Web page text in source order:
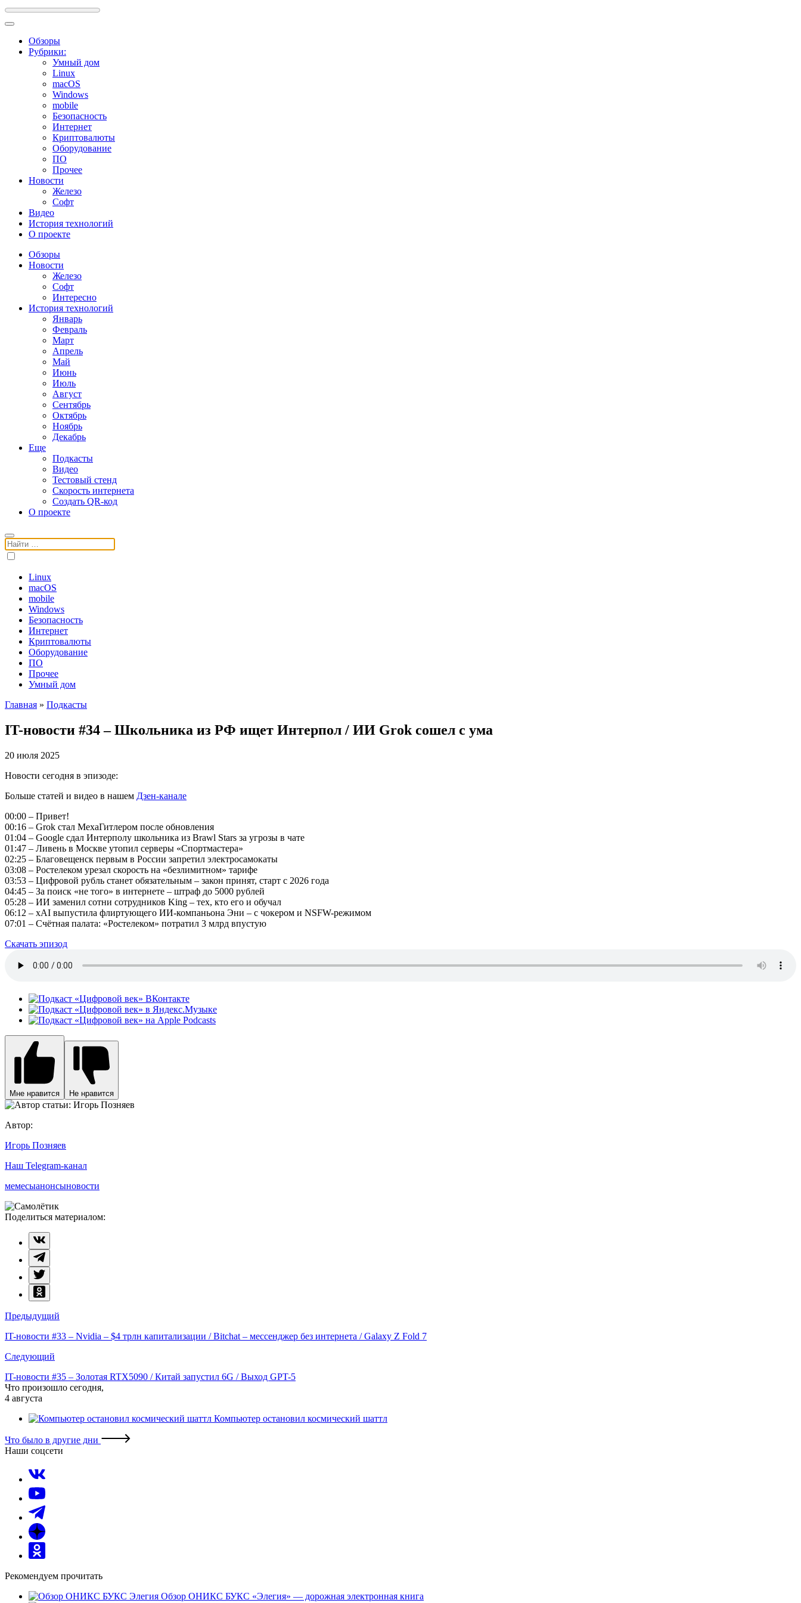
Обзоры
Рубрики:
Умный дом
Linux
macOS
Windows
mobile
Безопасность
Интернет
Криптовалюты
Оборудование
ПО
Прочее
Новости
Железо
Софт
Видео
История технологий
О проекте
Обзоры
Новости
Железо
Софт
Интересно
История технологий
Январь
Февраль
Март
Апрель
Май
Июнь
Июль
Август
Сентябрь
Октябрь
Ноябрь
Декабрь
Еще
Подкасты
Видео
Тестовый стенд
Скорость интернета
Создать QR-код
О проекте
Поиск:
Linux
macOS
mobile
Windows
Безопасность
Интернет
Криптовалюты
Оборудование
ПО
Прочее
Умный дом
Главная » Подкасты
IT-новости #34 – Школьника из РФ ищет Интерпол / ИИ Grok сошел с ума
20 июля 2025
Новости сегодня в эпизоде:
Больше статей и видео в нашем Дзен-канале
00:00 – Привет!
00:16 – Grok стал МехаГитлером после обновления
01:04 – Google сдал Интерполу школьника из Brawl Stars за угрозы в чате
01:47 – Ливень в Москве утопил серверы «Спортмастера»
02:25 – Благовещенск первым в России запретил электросамокаты
03:08 – Ростелеком урезал скорость на «безлимитном» тарифе
03:53 – Цифровой рубль станет обязательным – закон принят, старт с 2026 года
04:45 – За поиск «не того» в интернете – штраф до 5000 рублей
05:28 – ИИ заменил сотни сотрудников King – тех, кто его и обучал
06:12 – xAI выпустила флиртующего ИИ-компаньона Эни – с чокером и NSFW-режимом
07:01 – Счётная палата: «Ростелеком» потратил 3 млрд впустую
Скачать эпизод
Мне нравится Не нравится
Автор:
Игорь Позняев
Наш Telegram-канал
мемесыанонсыновости
Поделиться материалом:
Навигация
по
записям
Предыдущий
IT-новости #33 – Nvidia – $4 трлн капитализации / Bitchat – мессенджер без интернета / Galaxy Z Fold 7
Следующий
IT-новости #35 – Золотая RTX5090 / Китай запустил 6G / Выход GPT-5
Что произошло сегодня,
4 августа
Компьютер остановил космический шаттл
Что было в другие дни
Наши соцсети
Рекомендуем прочитать
Обзор ОНИКС БУКС «Элегия» — дорожная электронная книга